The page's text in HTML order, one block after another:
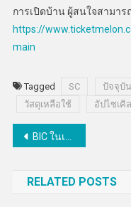
การเปิดบ้าน ผู้สนใจสามา
https://
main
Tagged SC ปัจจุบัน
วัสดุเหลือใช้
อัปไซเคิล
แนะแนว
BIC ในเครือ CKP คว้ารางวัล CSR-DIW Continuous Award ต่อเนื่องเป็นปีที่ 4
RELATED POSTS